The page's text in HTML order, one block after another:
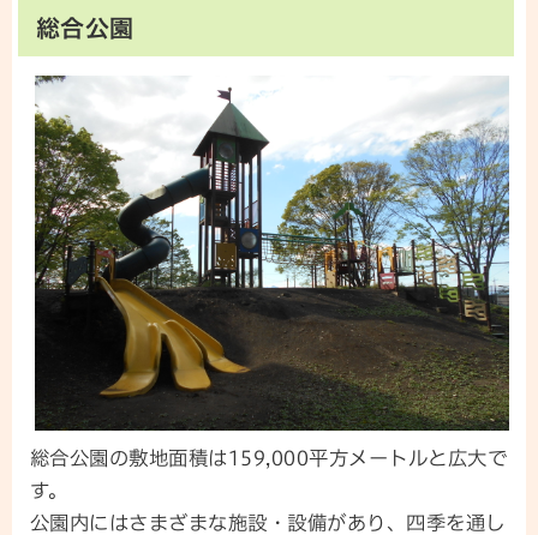
総合公園
総合公園の敷地面積は159,000平方メートルと広大で
す。
公園内にはさまざまな施設・設備があり、四季を通し